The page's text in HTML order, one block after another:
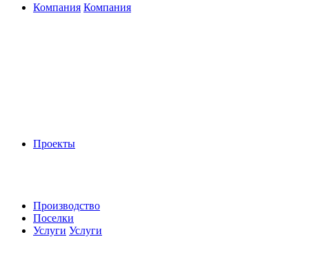
Компания Компания
Проекты
Производство
Поселки
Услуги Услуги